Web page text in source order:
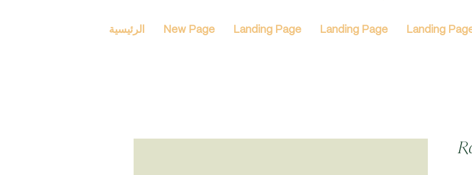
الرئيسية New Page Landing Page Landing Page Landing